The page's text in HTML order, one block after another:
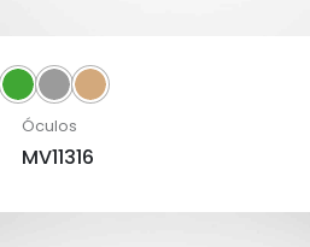
Óculos
MV11316